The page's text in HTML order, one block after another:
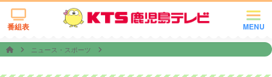
MENU
番組表
ニュース・スポーツ